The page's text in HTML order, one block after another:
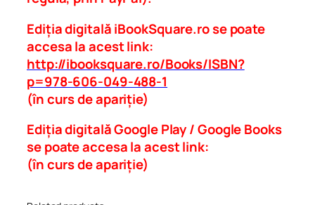
Ediția digitală iBookSquare.ro se poate
accesa la acest link:
http://ibooksquare.ro/Books/ISBN?
p=978-606-049-488-1
(în curs de apariție)
Ediția digitală Google Play / Google Books
se poate accesa la acest link:
(în curs de apariție)